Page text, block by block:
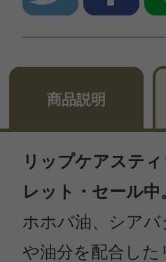
商品説明
リップケアステ
レット・セール中
ホホバ油、シア
や油分を配合し